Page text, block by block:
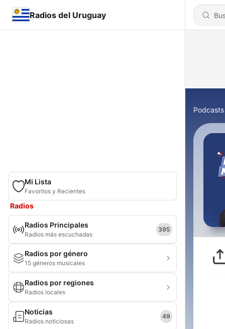
Radios del Uruguay
Mi Lista
Favoritos y Recientes
Radios
Radios Principales
Radios más escuchadas
395
Radios por género
15 géneros musicales
Radios por regiones
Radios locales
Noticias
Radios noticiosas
49
Podcasts